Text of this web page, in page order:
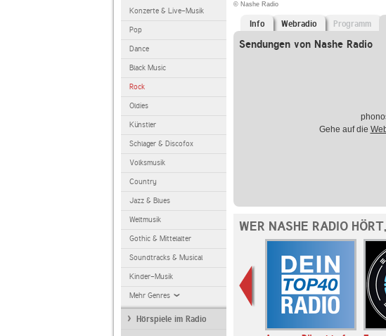
Konzerte & Live-Musik
Pop
Dance
Black Music
Rock
Oldies
Künstler
Schlager & Discofox
Volksmusik
Country
Jazz & Blues
Weltmusik
Gothic & Mittelalter
Soundtracks & Musical
Kinder-Musik
Mehr Genres
Hörspiele im Radio
© Nashe Radio
Info Webradio Programm
Sendungen von Nashe Radio
Gehe auf die
WER NASHE RADIO